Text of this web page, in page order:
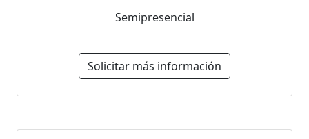
Semipresencial
Solicitar más información